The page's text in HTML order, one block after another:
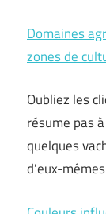
Domaines
zones de
Oubliez les
résume pas
quelques
d’eux-